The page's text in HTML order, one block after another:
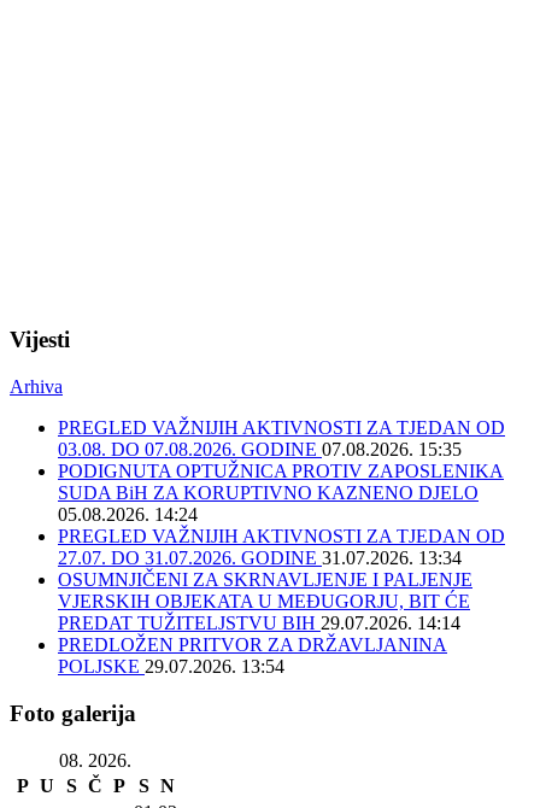
Vijesti
Arhiva
PREGLED VAŽNIJIH AKTIVNOSTI ZA TJEDAN OD
03.08. DO 07.08.2026. GODINE 07.08.2026. 15:35
PODIGNUTA OPTUŽNICA PROTIV ZAPOSLENIKA
SUDA BiH ZA KORUPTIVNO KAZNENO DJELO
05.08.2026. 14:24
PREGLED VAŽNIJIH AKTIVNOSTI ZA TJEDAN OD
27.07. DO 31.07.2026. GODINE 31.07.2026. 13:34
OSUMNJIČENI ZA SKRNAVLJENJE I PALJENJE
VJERSKIH OBJEKATA U MEĐUGORJU, BIT ĆE
PREDAT TUŽITELJSTVU BIH 29.07.2026. 14:14
PREDLOŽEN PRITVOR ZA DRŽAVLJANINA
POLJSKE 29.07.2026. 13:54
Foto galerija
08. 2026.
P U S Č P S N